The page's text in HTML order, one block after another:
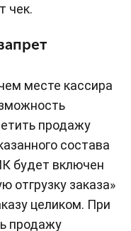
чек.
месте кассира
продажу
состава
будет включен
отгрузку заказа»
целиком. При
продажу